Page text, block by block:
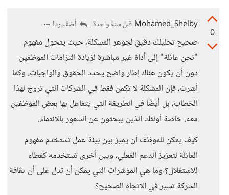
0
Mohamed_Shelby قبل سنة واحدة أضف ردا
صحيح تحليلك دقيق لجوهر المشكلة، حيث يتحول مفهوم
"نحن عائلة" إلى أداة غير مباشرة لزيادة التزامات الموظفين
دون أن يكون هناك إطار واضح يحدد الحقوق والواجبات. وكما
أشرت، فإن المشكلة لا تكمن فقط في الشركات التي تروج لهذا
الخطاب، بل أيضًا في الطريقة التي يتفاعل بها بعض الموظفين
معه، خاصة أولئك الذين يبحثون عن الشعور بالانتماء.
كيف يمكن للموظف أن يميز بين بيئة عمل تستخدم مفهوم
العائلة لتعزيز الدعم الفعلي، وبين أخرى تستخدمه كغطاء
للاستغلال؟ وما هي المؤشرات التي يمكن أن تدل على أن ثقافة
الشركة تسير في الاتجاه الصحيح؟